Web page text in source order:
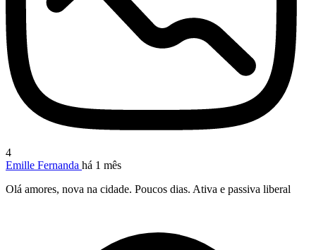
4
Emille Fernanda há 1 mês
Olá amores, nova na cidade. Poucos dias. Ativa e passiva liberal